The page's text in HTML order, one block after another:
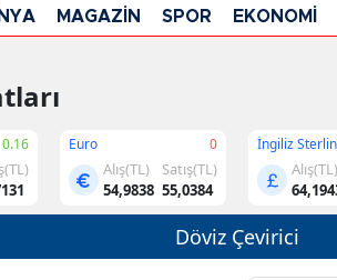
MAGAZİN SPOR EKONOMİ
0.16 Euro 0
Alış(TL)
54,9838
Satış(TL)
55,0384
İngiliz
Alış(TL)
Döviz Çevirici